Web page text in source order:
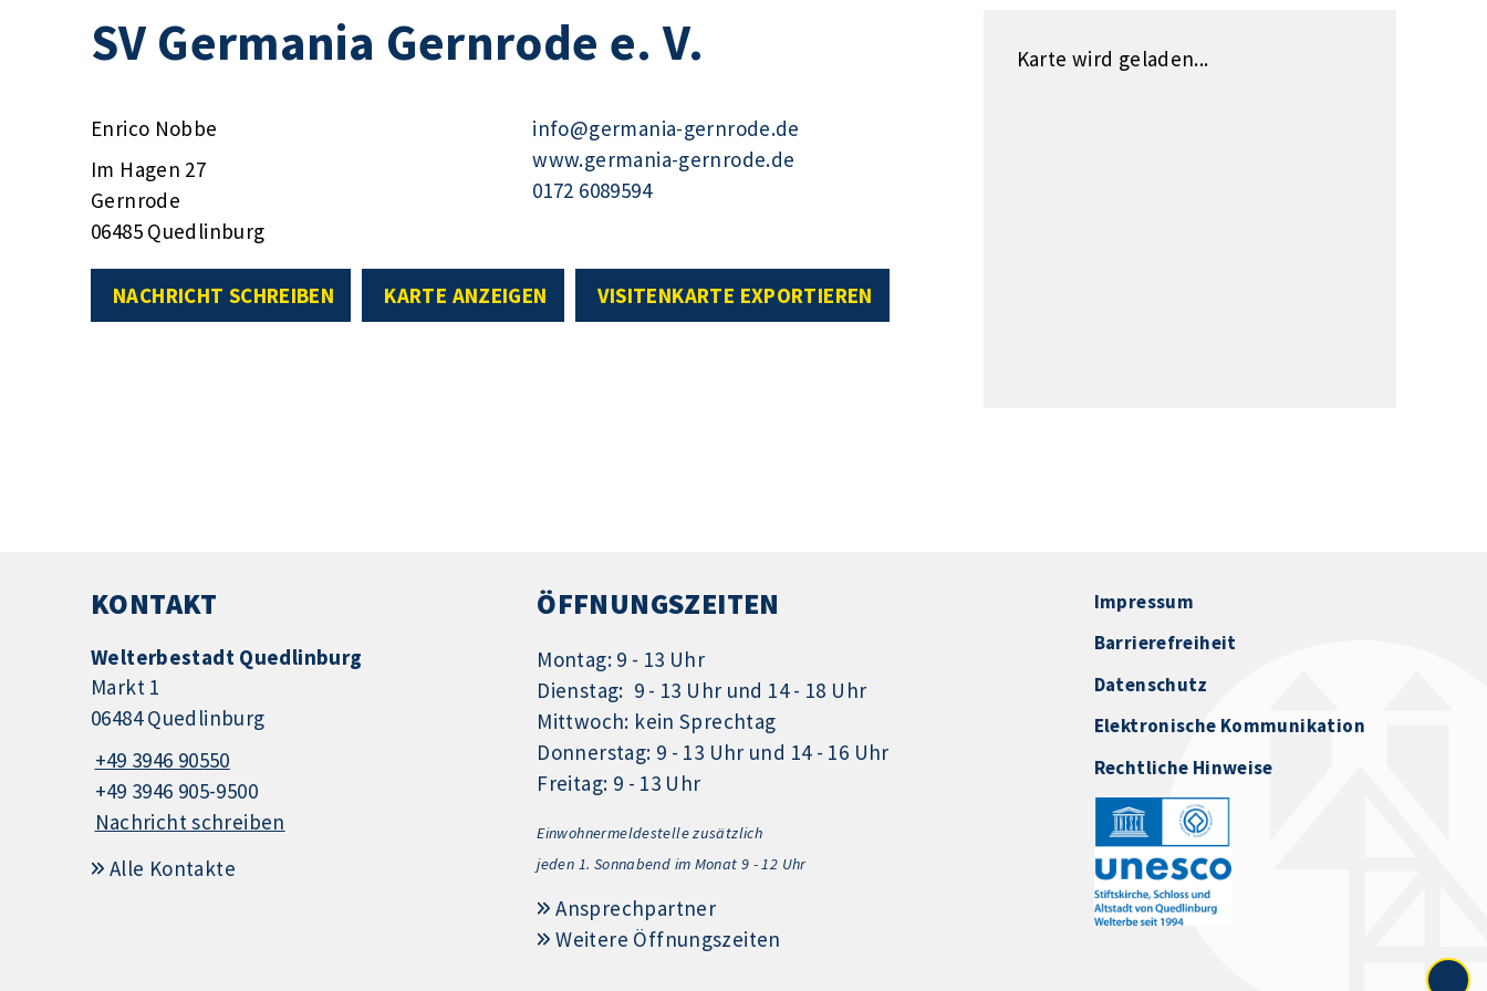
SV Germania Gernrode e. V.
Enrico Nobbe
Im Hagen 27
Gernrode
06485 Quedlinburg
info@germania-gernrode.de
www.germania-gernrode.de
0172 6089594
NACHRICHT SCHREIBEN KARTE ANZEIGEN VISITENKARTE EXPORTIEREN
Karte wird geladen...
KONTAKT
Welterbestadt Quedlinburg
Markt 1
06484 Quedlinburg
+49 3946 90550
+49 3946 905-9500
Nachricht schreiben
Alle Kontakte
ÖFFNUNGSZEITEN
Montag: 9 - 13 Uhr
Dienstag: 9 - 13 Uhr und 14 - 18 Uhr
Mittwoch: kein Sprechtag
Donnerstag: 9 - 13 Uhr und 14 - 16 Uhr
Freitag: 9 - 13 Uhr
Einwohnermeldestelle zusätzlich
jeden 1. Sonnabend im Monat 9 - 12 Uhr
Ansprechpartner
Weitere Öffnungszeiten
Impressum
Barrierefreiheit
Datenschutz
Elektronische Kommunikation
Rechtliche Hinweise